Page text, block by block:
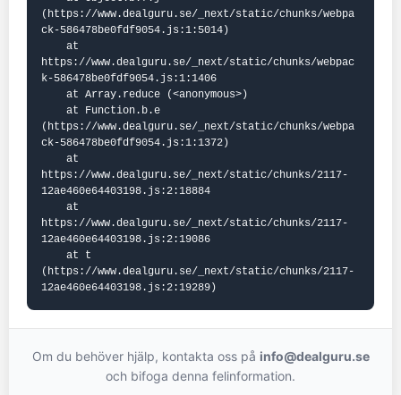
(https://www.dealguru.se/_next/static/chunks/webpa
ck-586478be0fdf9054.js:1:5014)
https://www.dealguru.se/_next/static/chunks/webpac
k-586478be0fdf9054.js:1:1406
(https://www.dealguru.se/_next/static/chunks/webpa
ck-586478be0fdf9054.js:1:1372)
https://www.dealguru.se/_next/static/chunks/2117-
12ae460e64403198.js:2:18884
https://www.dealguru.se/_next/static/chunks/2117-
12ae460e64403198.js:2:19086
(https://www.dealguru.se/_next/static/chunks/2117-
12ae460e64403198.js:2:19289)
Om du behöver hjälp, kontakta oss på info@dealguru.se
och bifoga denna felinformation.